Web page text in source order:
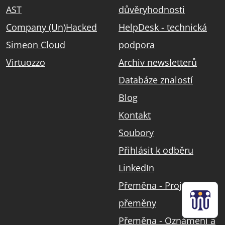
AST
Company (Un)Hacked
Simeon Cloud
Virtuozzo
důvěryhodnosti
HelpDesk - technická
podpora
Archiv newsletterů
Databáze znalostí
Blog
Kontakt
Soubory
Přihlásit k odběru
LinkedIn
Přeměna - Projekt
přeměny
Přeměna - Oznámení a